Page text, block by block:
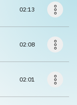
02:13
02:08
02:01